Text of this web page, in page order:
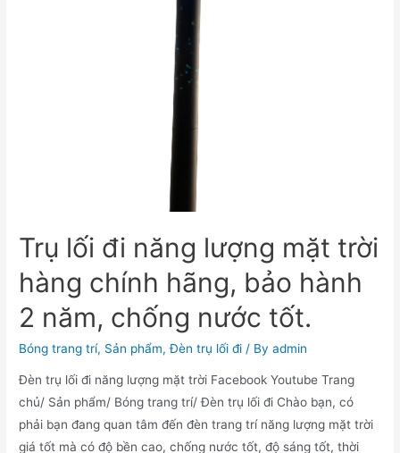
Trụ lối đi năng lượng mặt trời
hàng chính hãng, bảo hành
2 năm, chống nước tốt.
Bóng trang trí, Sản phẩm,Đèn trụ lối đi / Byadmin
Đèn trụ lối đi năng lượng mặt trời Facebook Youtube Trang
chủ/ Sản phẩm/ Bóng trang trí/ Đèn trụ lối đi Chào bạn, có
phải bạn đang quan tâm đến đèn trang trí năng lượng mặt trời
giá tốt mà có độ bền cao, chống nước tốt, độ sáng tốt, thời